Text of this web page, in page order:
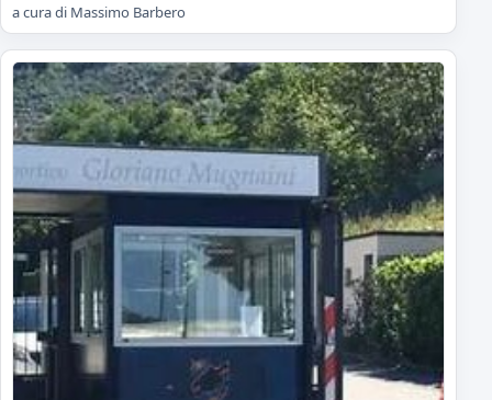
a cura di Massimo Barbero